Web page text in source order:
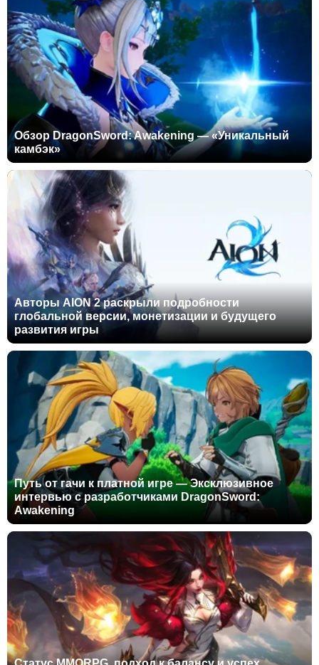
Обзор DragonSword: Awakening — «Уникальный
камбэк»
Авторы AION 2 раскрыли подробности
глобальной версии, монетизации и будущего
развития игры
Путь от гачи к платной игре — Эксклюзивное
интервью с разработчиками DragonSword:
Awakening